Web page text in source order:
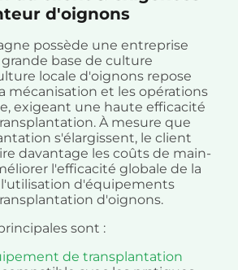
d'oignons
possède une entreprise
base de culture
locale d'oignons repose
mécanisation et les opérations
exigeant une haute efficacité
À mesure que
s'élargissent, le client
davantage les coûts de main-
l'efficacité globale de la
d'équipements
d'oignons.
sont :
de transplantation